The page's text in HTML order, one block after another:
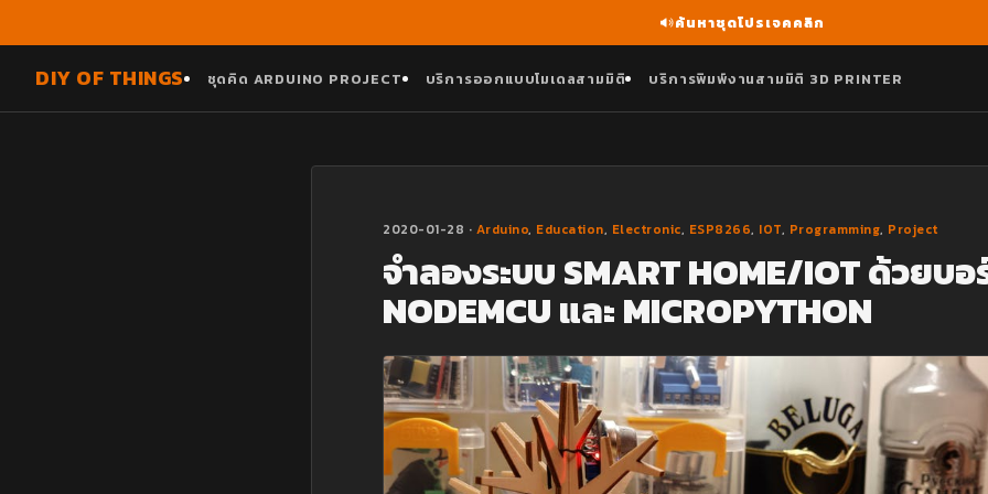
ค้นหาชุดโปรเจคคลิก
DIY OF THINGS ชุดคิด ARDUINO PROJECT บริการออกแบบโมเดลสามมิติ บริการพิมพ์งานสามมิติ 3D PRINTER
2020-01-28 · Arduino, Education, Electronic, ESP8266, IOT, Programming, Project
จำลองระบบ SMART HOME/IOT ด้วยบ
NODEMCU และ MICROPYTHON